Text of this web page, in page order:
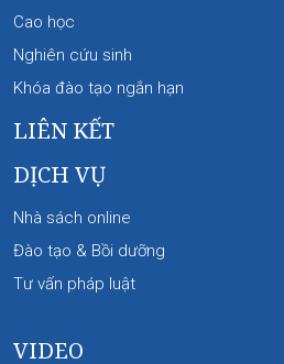
Cao học
Nghiên cứu sinh
Khóa đào tạo ngắn hạn
LIÊN KẾT
DỊCH VỤ
Nhà sách online
Đào tạo & Bồi dưỡng
Tư vấn pháp luật
VIDEO